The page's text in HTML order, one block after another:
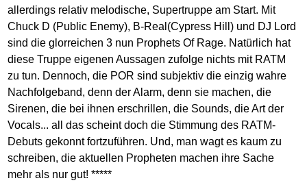
allerdings relativ melodische, Supertruppe am Start. Mit
Chuck D (Public Enemy), B-Real(Cypress Hill) und DJ Lord
sind die glorreichen 3 nun Prophets Of Rage. Natürlich hat
diese Truppe eigenen Aussagen zufolge nichts mit RATM
zu tun. Dennoch, die POR sind subjektiv die einzig wahre
Nachfolgeband, denn der Alarm, denn sie machen, die
Sirenen, die bei ihnen erschrillen, die Sounds, die Art der
Vocals... all das scheint doch die Stimmung des RATM-
Debuts gekonnt fortzuführen. Und, man wagt es kaum zu
schreiben, die aktuellen Propheten machen ihre Sache
mehr als nur gut! *****